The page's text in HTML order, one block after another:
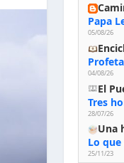
05/08/26
04/08/26
El
28/07/26
Una
25/11/23